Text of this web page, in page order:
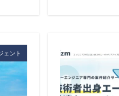
ェント